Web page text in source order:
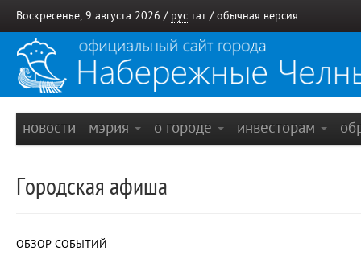
Воскресенье, 9 августа 2026 / рус тат / обычная версия
новости мэрия о городе инвесторам
Городская афиша
ОБЗОР СОБЫТИЙ